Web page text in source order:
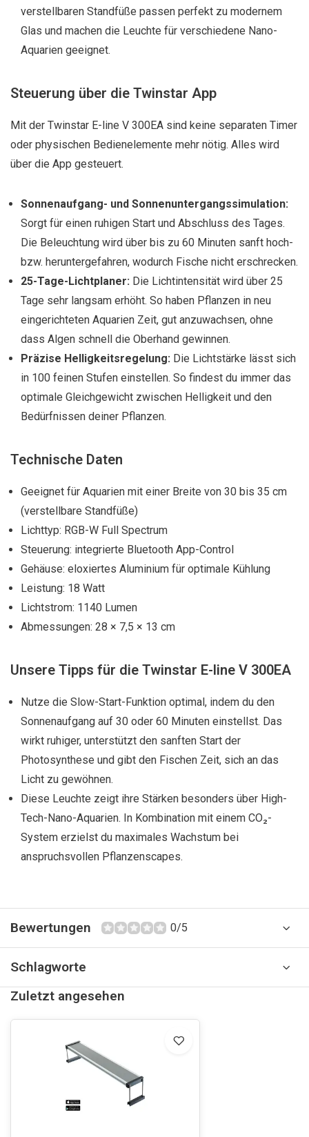
verstellbaren Standfüße passen perfekt zu modernem
Glas und machen die Leuchte für verschiedene Nano-
Aquarien geeignet.
Steuerung über die Twinstar App
Mit der Twinstar E-line V 300EA sind keine separaten Timer
oder physischen Bedienelemente mehr nötig. Alles wird
über die App gesteuert.
Sonnenaufgang- und Sonnenuntergangssimulation:
Sorgt für einen ruhigen Start und Abschluss des Tages.
Die Beleuchtung wird über bis zu 60 Minuten sanft hoch-
bzw. heruntergefahren, wodurch Fische nicht erschrecken.
25-Tage-Lichtplaner: Die Lichtintensität wird über 25
Tage sehr langsam erhöht. So haben Pflanzen in neu
eingerichteten Aquarien Zeit, gut anzuwachsen, ohne
dass Algen schnell die Oberhand gewinnen.
Präzise Helligkeitsregelung: Die Lichtstärke lässt sich
in 100 feinen Stufen einstellen. So findest du immer das
optimale Gleichgewicht zwischen Helligkeit und den
Bedürfnissen deiner Pflanzen.
Technische Daten
Geeignet für Aquarien mit einer Breite von 30 bis 35 cm
(verstellbare Standfüße)
Lichttyp: RGB-W Full Spectrum
Steuerung: integrierte Bluetooth App-Control
Gehäuse: eloxiertes Aluminium für optimale Kühlung
Leistung: 18 Watt
Lichtstrom: 1140 Lumen
Abmessungen: 28 × 7,5 × 13 cm
Unsere Tipps für die Twinstar E-line V 300EA
Nutze die Slow-Start-Funktion optimal, indem du den
Sonnenaufgang auf 30 oder 60 Minuten einstellst. Das
wirkt ruhiger, unterstützt den sanften Start der
Photosynthese und gibt den Fischen Zeit, sich an das
Licht zu gewöhnen.
Diese Leuchte zeigt ihre Stärken besonders über High-
Tech-Nano-Aquarien. In Kombination mit einem CO₂-
System erzielst du maximales Wachstum bei
anspruchsvollen Pflanzenscapes.
Bewertungen 0/5
Schlagworte
Zuletzt angesehen